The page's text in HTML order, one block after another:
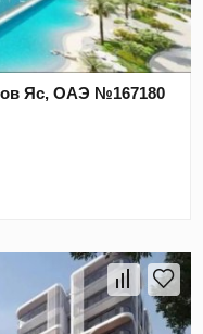
Яс, ОАЭ №167180